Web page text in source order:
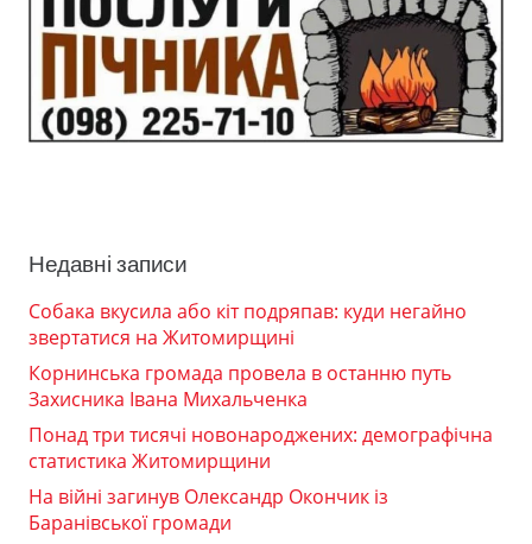
Недавні записи
Собака вкусила або кіт подряпав: куди негайно
звертатися на Житомирщині
Корнинська громада провела в останню путь
Захисника Івана Михальченка
Понад три тисячі новонароджених: демографічна
статистика Житомирщини
На війні загинув Олександр Окончик із
Баранівської громади